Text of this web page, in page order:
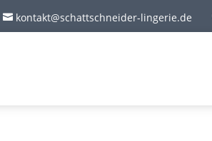
 kontakt@schattschneider-lingerie.de